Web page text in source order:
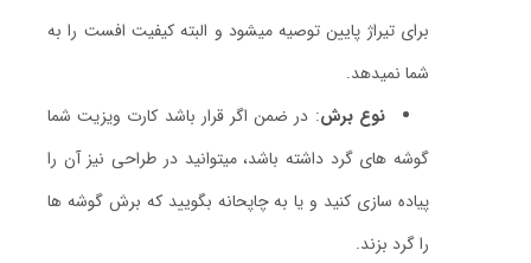
برای تیراژ پایین توصیه میشود و البته کیفیت افست را به
شما نمیدهد.
نوع برش: در ضمن اگر قرار باشد کارت ویزیت شما
گوشه های گرد داشته باشد، میتوانید در طراحی نیز آن را
پیاده سازی کنید و یا به چاپحانه بگویید که برش گوشه ها
را گرد بزند.